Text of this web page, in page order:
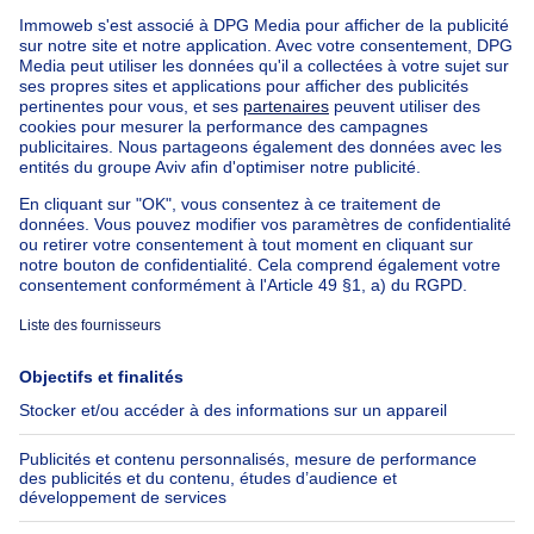
1 750 000 €
Immeuble à appartements
730m²
mètres carrés
1180 Uccle
Uccle - Immeuble 3 façades à
renover- 4 Logements- 3 Garag